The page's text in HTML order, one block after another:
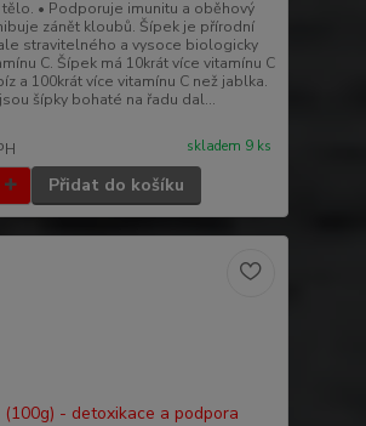
• Podporuje imunitu a oběhový
zánět kloubů. Šípek je přírodní
stravitelného a vysoce biologicky
C. Šípek má 10krát více vitamínu C
a 100krát více vitamínu C než jablka.
šípky bohaté na řadu dal...
skladem 9 ks
Přidat do košíku